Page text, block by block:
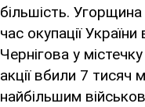
більшість.
час окупації
Чернігова у
акції вбили 7 тисяч
найбільшим